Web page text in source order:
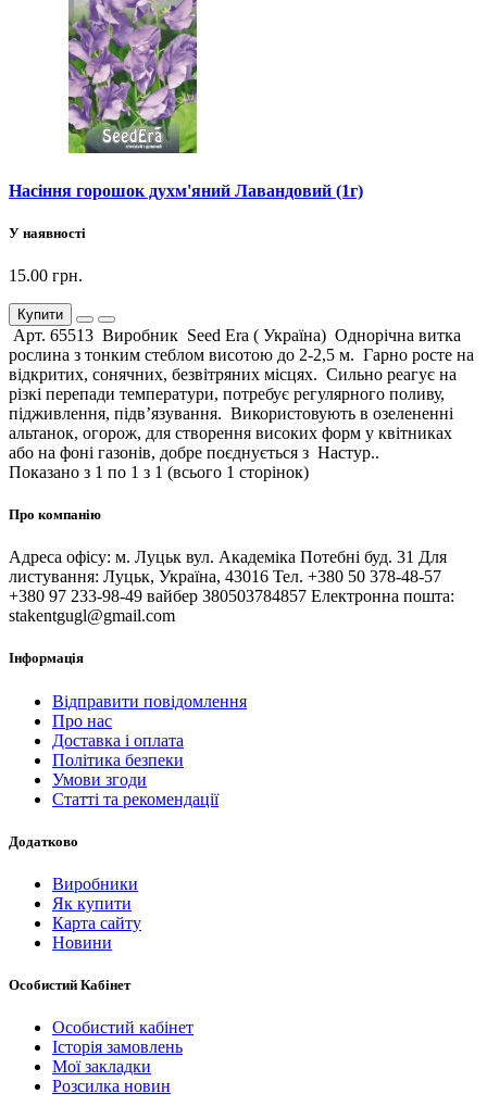
Насіння горошок духм'яний Лавандовий (1г)
У наявності
15.00 грн.
Купити
Арт. 65513 Виробник Seed Era ( Україна) Однорічна витка
рослина з тонким стеблом висотою до 2-2,5 м. Гарно росте на
відкритих, сонячних, безвітряних місцях. Сильно реагує на
різкі перепади температури, потребує регулярного поливу,
підживлення, підв’язування. Використовують в озелененні
альтанок, огорож, для створення високих форм у квітниках
або на фоні газонів, добре поєднується з Настур..
Показано з 1 по 1 з 1 (всього 1 сторінок)
Про компанію
Адреса офісу: м. Луцьк вул. Академіка Потебні буд. 31 Для
листування: Луцьк, Україна, 43016 Тел. +380 50 378-48-57
+380 97 233-98-49 вайбер 380503784857 Електронна пошта:
stakentgugl@gmail.com
Інформація
Відправити повідомлення
Про нас
Доставка і оплата
Політика безпеки
Умови згоди
Статті та рекомендації
Додатково
Виробники
Як купити
Карта сайту
Новини
Особистий Кабінет
Особистий кабінет
Історія замовлень
Мої закладки
Розсилка новин